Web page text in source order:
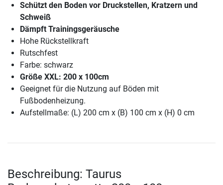
Schützt den Boden vor Druckstellen, Kratzern und
Schweiß
Dämpft Trainingsgeräusche
Hohe Rückstellkraft
Rutschfest
Farbe: schwarz
Größe XXL: 200 x 100cm
Geeignet für die Nutzung auf Böden mit
Fußbodenheizung.
Aufstellmaße: (L) 200 cm x (B) 100 cm x (H) 0 cm
Beschreibung: Taurus